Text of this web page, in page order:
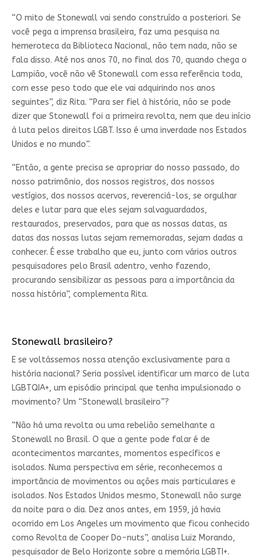
“O mito de Stonewall vai sendo construído a posteriori. Se
você pega a imprensa brasileira, faz uma pesquisa na
hemeroteca da Biblioteca Nacional, não tem nada, não se
fala disso. Até nos anos 70, no final dos 70, quando chega o
Lampião, você não vê Stonewall com essa referência toda,
com esse peso todo que ele vai adquirindo nos anos
seguintes”, diz Rita. “Para ser fiel à história, não se pode
dizer que Stonewall foi a primeira revolta, nem que deu início
à luta pelos direitos LGBT. Isso é uma inverdade nos Estados
Unidos e no mundo”.
“Então, a gente precisa se apropriar do nosso passado, do
nosso patrimônio, dos nossos registros, dos nossos
vestígios, dos nossos acervos, reverenciá-los, se orgulhar
deles e lutar para que eles sejam salvaguardados,
restaurados, preservados, para que as nossas datas, as
datas das nossas lutas sejam rememoradas, sejam dadas a
conhecer. É esse trabalho que eu, junto com vários outros
pesquisadores pelo Brasil adentro, venho fazendo,
procurando sensibilizar as pessoas para a importância da
nossa história”, complementa Rita.
Stonewall brasileiro?
E se voltássemos nossa atenção exclusivamente para a
história nacional? Seria possível identificar um marco de luta
LGBTQIA+, um episódio principal que tenha impulsionado o
movimento? Um “Stonewall brasileiro”?
“Não há uma revolta ou uma rebelião semelhante a
Stonewall no Brasil. O que a gente pode falar é de
acontecimentos marcantes, momentos específicos e
isolados. Numa perspectiva em série, reconhecemos a
importância de movimentos ou ações mais particulares e
isolados. Nos Estados Unidos mesmo, Stonewall não surge
da noite para o dia. Dez anos antes, em 1959, já havia
ocorrido em Los Angeles um movimento que ficou conhecido
como Revolta de Cooper Do-nuts”, analisa Luiz Morando,
pesquisador de Belo Horizonte sobre a memória LGBTI+.